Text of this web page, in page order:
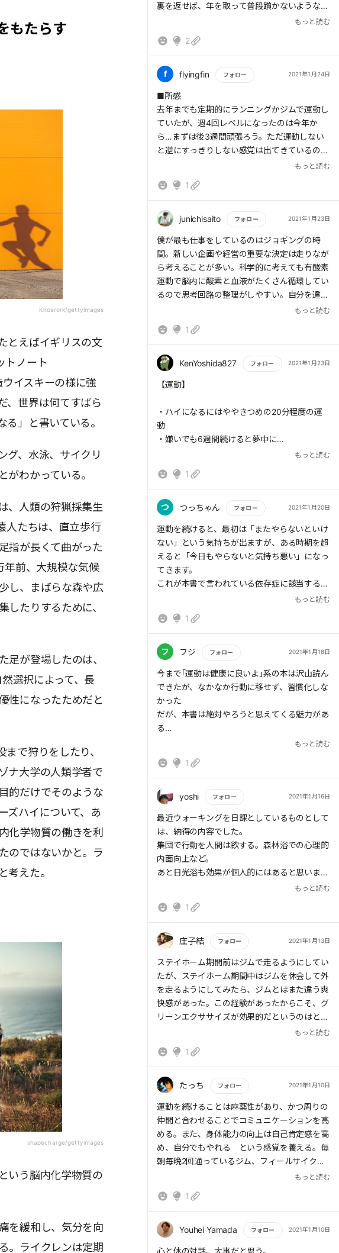
もたらす
Khosrork/gettyimages
とえばイギリスの文
トノート
イスキーの様に強
、世界は何てすばら
」と書いている。
グ、水泳、サイクリ
がわかっている。
、人類の狩猟採集生
人たちは、直立歩行
指が長くて曲がった
年前、大規模な気候
し、まばらな森や広
したりするために、
足が登場したのは、
選択によって、長
性になったためだと
で狩りをしたり、
ナ大学の人類学者で
的だけでそのような
ズハイについて、あ
化学物質の働きを利
のではないかと。ラ
考えた。
shapecharge/gettyimages
いう脳内化学物質の
を緩和し、気分を向
。ライクレンは定期
運動時間を168時間の中でまずは7時間確保で
きる時間割作りがダイジと思います。
裏を返せば、年を取って普段躓かないような段
差に足を取られたりすると、急に「自分は老け
な老化につながることもあるのだろう。自分の
運動している人が、精神的な若さも維持できる
らない」という自己認識を更新しているのから
なのかもしれない。
ということで、コロナで閉じこもることも増え
るけど、みんな急に老けることがないように、
もっと読む
2
f flyingfin フォロー 2021年1月24日
もっと読む
■所感
去年までも定期的にランニングかジムで運動し
ていたが、週4回レベルになったのは今年か
ら…まずは後3週間頑張ろう。ただ運動しない
と逆にすっきりしない感覚は出てきているの
■学んだこと
化の過程の中で、持久力を発揮すると報酬が得
いかといわれている。
・週4回の運動を6週間続けていると楽しくな
り、夢中になってくる。
・屋外で体を動かして5分もすると気分は上向
きになり、楽観的になることが分かっている。
■アクション事項
30分運動する！
もっと読む
1
junichisaito フォロー 2021年1月23日
もっと読む
僕が最も仕事をしているのはジョギングの時
間。新しい企画や経営の重要な決定は走りなが
ら考えることが多い。科学的に考えても有酸素
運動で脳内に酸素と血液がたくさん循環してい
るので思考回路の整理がしやすい。自分を違う
環境下に置くことにおいて客観的に物事の判断
ている。
もっと読む
1
KenYoshida827 フォロー 2021年1月23日
もっと読む
【運動】
・ハイになるにはややきつめの20分程度の運
動
・嫌いでも6週間続けると夢中に
・できるようになると自己イメージが変わる
なくなるので、スタッフへの意識啓蒙は大事
#ラジオ体操第１
#立ち腹筋
#YouTube
もっと読む
1
つ つっちゃん フォロー 2021年1月20日
もっと読む
運動を続けると、最初は「またやらないといけ
ない」という気持ちが出ますが、ある時期を超
えると「今日もやらないと気持ち悪い」になっ
てきます。
これが本書で言われている依存症に該当するか
わかりませんが、個人的にはこの「気持ち悪
ます。
きますが、たしかに6週間続けたくらいから習
頷きながら拝読出来たので、本書を読んで実践
あるのみだと思います。
もっと読む
1
フ フジ フォロー 2021年1月18日
もっと読む
今まで｢運動は健康に良いよ｣系の本は沢山読ん
できたが、なかなか行動に移せず、習慣化しな
かった
だが、本書は絶対やろうと思えてくる魅力があ
る
だからだ
笑ったり、歌ったり、踊ったり、触れ合ったり
的な繋がりを強化するものだと
まぁ何となく楽しいよね。
をより言語化してくれてるのかもしれない。
もっと読む
1
yoshi フォロー 2021年1月16日
もっと読む
最近ウォーキングを日課としているものとして
は、納得の内容でした。
集団で行動を人間は欲する。森林浴での心理的
内面向上など。
あと日光浴も効果が個人的にはあると思いま
自分で年齢的、体力的な限界を作らずに、グリ
す。つまらない事かに悩まずに、イキイキとし
もっと読む
1
庄子結 フォロー 2021年1月13日
もっと読む
ステイホーム期間前はジムで走るようにしてい
たが、ステイホーム期間中はジムを休会して外
を走るようにしてみたら、ジムとはまた違う爽
快感があった。この経験があったからこそ、グ
リーンエクササイズが効果的だというのはとて
も興味深かった。また、ランナーズハイの状態
済むのも、走ることの効用だと感じた。また、
を見ていても、「集団的な喜び」説に頷くばか
もっと読む
1
たっち フォロー 2021年1月10日
もっと読む
運動を続けることは麻薬性があり、かつ周りの
仲間と合わせることでコミュニケーションを高
める。また、身体能力の向上は自己肯定感を高
め、自分でもやれる という感覚を養える。毎
朝毎晩2回通っているジム、フィールサイクル
でも仲間と一緒に身体を動かし、協力して難し
動かさないと違和感すら覚えるようになってき
もっと読む
1
Youhei Yamada フォロー 2021年1月10日
心と体の対話、大事だと思う。